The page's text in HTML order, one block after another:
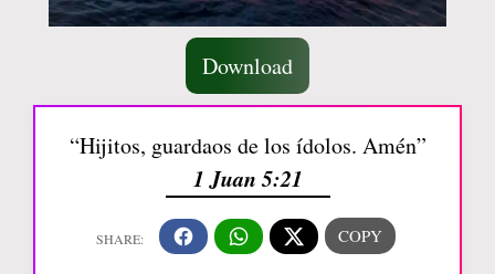
Download
“Hijitos, guardaos de los ídolos. Amén”
1 Juan 5:21